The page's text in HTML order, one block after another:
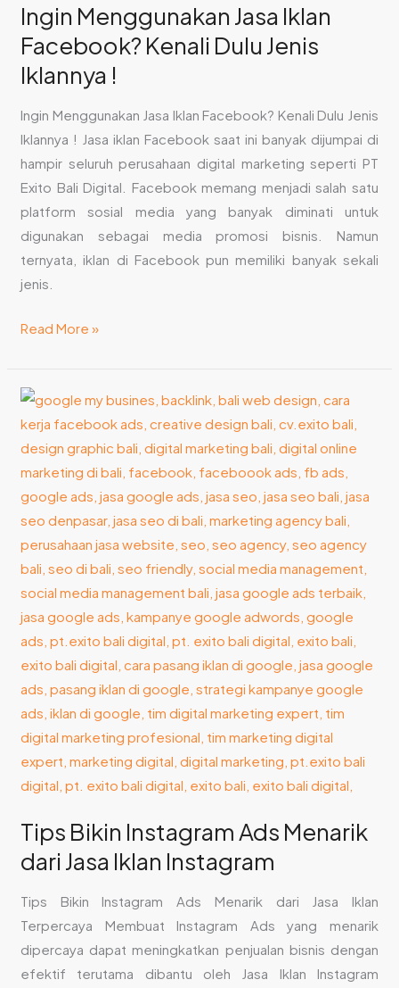
Ingin Menggunakan Jasa Iklan
Facebook? Kenali Dulu Jenis
Iklannya !
Ingin Menggunakan Jasa Iklan Facebook? Kenali Dulu Jenis
Iklannya ! Jasa iklan Facebook saat ini banyak dijumpai di
hampir seluruh perusahaan digital marketing seperti PT
Exito Bali Digital. Facebook memang menjadi salah satu
platform sosial media yang banyak diminati untuk
digunakan sebagai media promosi bisnis. Namun
ternyata, iklan di Facebook pun memiliki banyak sekali
jenis.
Read More »
Tips Bikin Instagram Ads Menarik
dari Jasa Iklan Instagram
Tips Bikin Instagram Ads Menarik dari Jasa Iklan
Terpercaya Membuat Instagram Ads yang menarik
dipercaya dapat meningkatkan penjualan bisnis dengan
efektif terutama dibantu oleh Jasa Iklan Instagram
Tips
Bikin
Instagram
Ads
Menarik
dari
Jasa
Iklan
Instagram